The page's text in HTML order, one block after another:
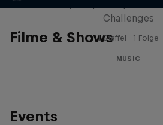
Filme & Shows
Challenges
1 Staffel · 1 Folge
MUSIC
Events